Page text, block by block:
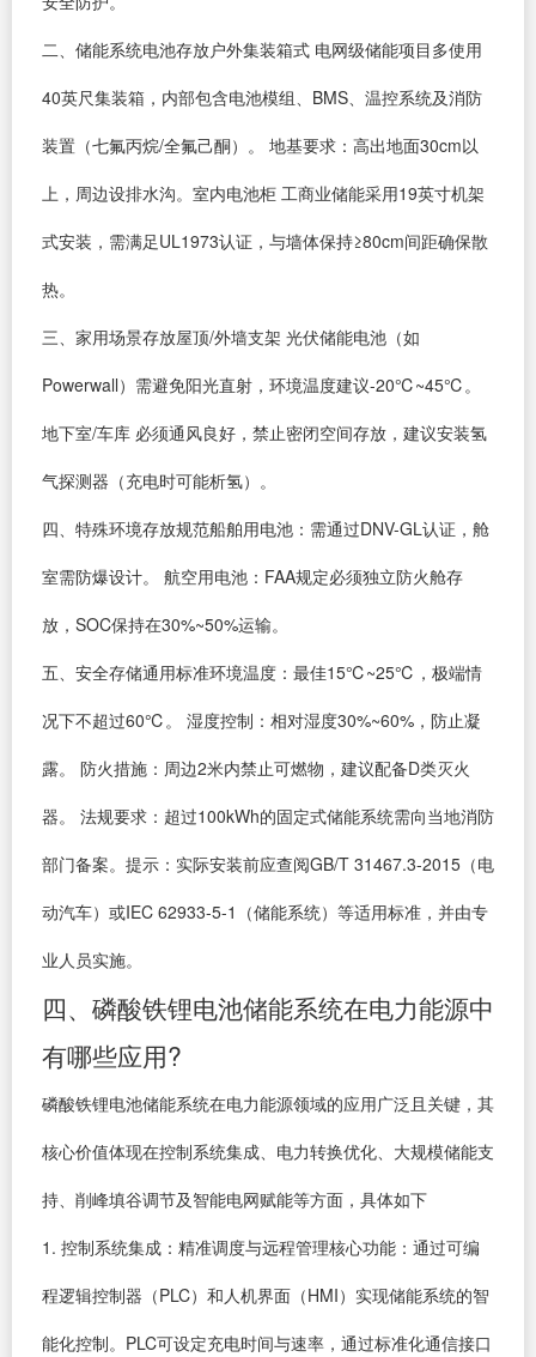
二、储能系统电池存放户外集装箱式 电网级储能项目多使用
40英尺集装箱，内部包含电池模组、BMS、温控系统及消防
装置（七氟丙烷/全氟己酮）。 地基要求：高出地面30cm以
上，周边设排水沟。室内电池柜 工商业储能采用19英寸机架
式安装，需满足UL1973认证，与墙体保持≥80cm间距确保散
热。
三、家用场景存放屋顶/外墙支架 光伏储能电池（如
Powerwall）需避免阳光直射，环境温度建议-20℃~45℃。
地下室/车库 必须通风良好，禁止密闭空间存放，建议安装氢
气探测器（充电时可能析氢）。
四、特殊环境存放规范船舶用电池：需通过DNV-GL认证，舱
室需防爆设计。 航空用电池：FAA规定必须独立防火舱存
放，SOC保持在30%~50%运输。
五、安全存储通用标准环境温度：最佳15℃~25℃，极端情
况下不超过60℃。 湿度控制：相对湿度30%~60%，防止凝
露。 防火措施：周边2米内禁止可燃物，建议配备D类灭火
器。 法规要求：超过100kWh的固定式储能系统需向当地消防
部门备案。提示：实际安装前应查阅GB/T 31467.3-2015（电
动汽车）或IEC 62933-5-1（储能系统）等适用标准，并由专
业人员实施。
四、磷酸铁锂电池储能系统在电力能源中
有哪些应用?
磷酸铁锂电池储能系统在电力能源领域的应用广泛且关键，其
核心价值体现在控制系统集成、电力转换优化、大规模储能支
持、削峰填谷调节及智能电网赋能等方面，具体如下
1. 控制系统集成：精准调度与远程管理核心功能：通过可编
程逻辑控制器（PLC）和人机界面（HMI）实现储能系统的智
能化控制。PLC可设定充电时间与速率，通过标准化通信接口